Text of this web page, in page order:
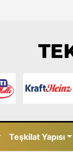
Teşkilat Yapısı